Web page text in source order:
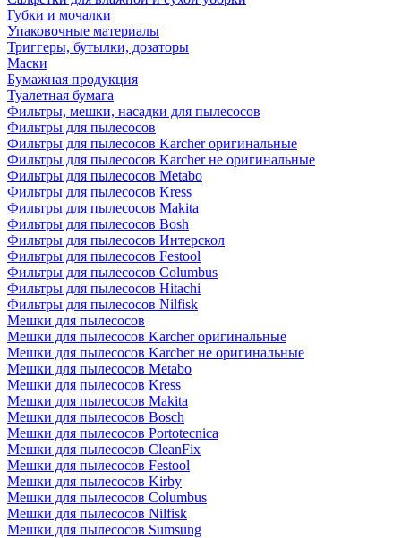
Губки и мочалки
Упаковочные материалы
Триггеры, бутылки, дозаторы
Маски
Бумажная продукция
Туалетная бумага
Фильтры, мешки, насадки для пылесосов
Фильтры для пылесосов
Фильтры для пылесосов Karcher оригинальные
Фильтры для пылесосов Karcher не оригинальные
Фильтры для пылесосов Metabo
Фильтры для пылесосов Kress
Фильтры для пылесосов Makita
Фильтры для пылесосов Bosh
Фильтры для пылесосов Интерскол
Фильтры для пылесосов Festool
Фильтры для пылесосов Columbus
Фильтры для пылесосов Hitachi
Фильтры для пылесосов Nilfisk
Мешки для пылесосов
Мешки для пылесосов Karcher оригинальные
Мешки для пылесосов Karcher не оригинальные
Мешки для пылесосов Metabo
Мешки для пылесосов Kress
Мешки для пылесосов Makita
Мешки для пылесосов Bosch
Мешки для пылесосов Portotecnica
Мешки для пылесосов CleanFix
Мешки для пылесосов Festool
Мешки для пылесосов Kirby
Мешки для пылесосов Columbus
Мешки для пылесосов Nilfisk
Мешки для пылесосов Sumsung